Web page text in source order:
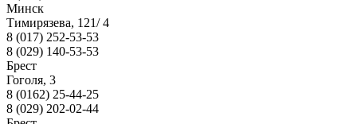
Минск
Тимирязева, 121/ 4
8 (017) 252-53-53
8 (029) 140-53-53
Брест
Гоголя, 3
8 (0162) 25-44-25
8 (029) 202-02-44